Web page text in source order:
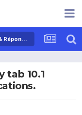
Samsung Galaxy Tab 10.1 - Aides, Questions & Réponses
tab 10.1